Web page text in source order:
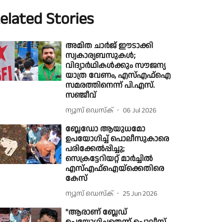
Stories
അമിത ചാർജ് ഈടാക്കി
സ്വകാര്യബസുകൾ;
വിദ്യാർഥികൾക്കും സൗജന്യ
യാത്ര വേണം, എസ്എഫ്ഐ
സമരത്തിനെന്ന് പി.എസ്.
സഞ്ജീവ്
ന്യൂസ് ഡെസ്ക് 06 Jul 2026
ബ്ലേഡോ ആയുധമോ
ഉപയോഗിച്ച് പൊലീസുകാരെ
പരിക്കേൽപ്പിച്ചു;
സെക്രട്ടേറിയറ്റ് മാർച്ചിൽ
എസ്എഫ്ഐയ്ക്കെതിരെ
കേസ്
ന്യൂസ് ഡെസ്ക് 25 Jun 2026
"ആരാണ് ബ്ലേഡ്